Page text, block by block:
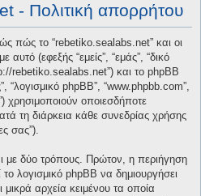
- Πολιτική απορρήτου
πώς το “rebetiko.sealabs.net” και οι
αυτό (εφεξής “εμείς”, “εμάς”, “δικό
rebetiko.sealabs.net”) και το phpBB
“λογισμικό phpBB”, “www.phpbb.com”,
χρησιμοποιούν οποιεσδήποτε
τη διάρκεια κάθε συνεδρίας χρήσης
σας”).
με δύο τρόπους. Πρώτον, η περιήγηση
λογισμικό phpBB να δημιουργήσει
αρχεία κειμένου τα οποία